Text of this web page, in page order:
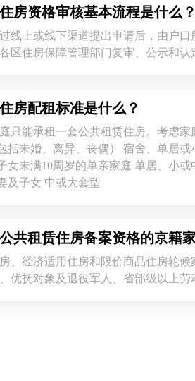
房资格审核基本流程是什么
线上或线下渠道提出申请后，由户
区住房保障管理部门复审、公示和
房配租标准是什么？
只能承租一套公共租赁住房。考虑
括未婚、离异、丧偶） 宿舍、单居或
女未满10周岁的单亲家庭 单居、小
及子女 中或大套型
共租赁住房备案资格的京籍
、经济适用住房和限价商品住房轮
优抚对象及退役军人、省部级以上